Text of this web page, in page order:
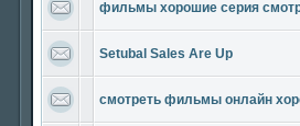
фильмы хорошие серия
Setubal Sales Are Up
смотреть фильмы онлайн